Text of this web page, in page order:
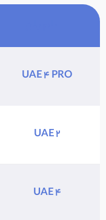
UAE 4 PRO
UAE 2
UAE 4